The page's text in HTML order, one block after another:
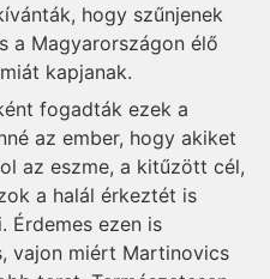
hogy szűnjenek
a Magyarországon élő
kapjanak.
fogadták ezek a
az ember, hogy akiket
az eszme, a kitűzött cél,
a halál érkeztét is
Érdemes ezen is
vajon miért Martinovics